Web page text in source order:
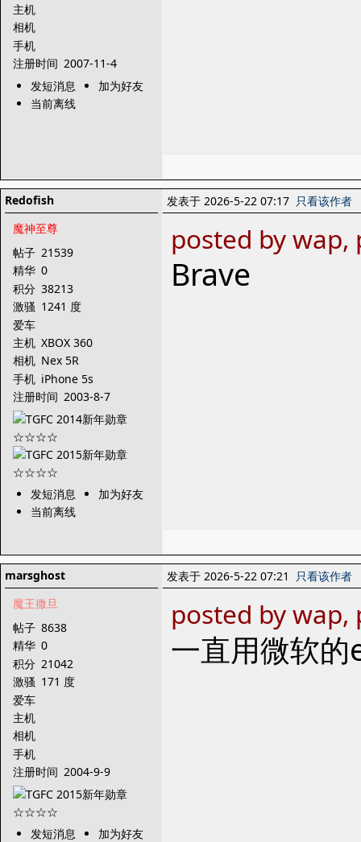
主机
相机
手机
注册时间 2007-11-4
发短消息
加为好友
当前离线
Redofish
魔神至尊
帖子 21539
精华 0
积分 38213
激骚 1241 度
爱车
主机 XBOX 360
相机 Nex 5R
手机 iPhone 5s
注册时间 2003-8-7
发短消息
加为好友
当前离线
发表于 2026-5-22 07:17 只看该作者
posted by
Brave
marsghost
魔王撒旦
帖子 8638
精华 0
积分 21042
激骚 171 度
爱车
主机
相机
手机
注册时间 2004-9-9
发短消息
加为好友
发表于 2026-5-22 07:21 只看该作者
posted by
一直用微软